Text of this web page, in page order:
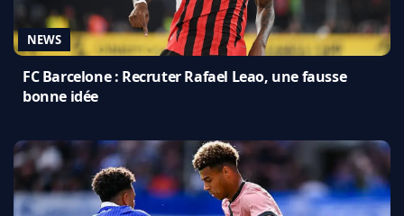
NEWS
FC Barcelone : Recruter Rafael Leao, une fausse
bonne idée